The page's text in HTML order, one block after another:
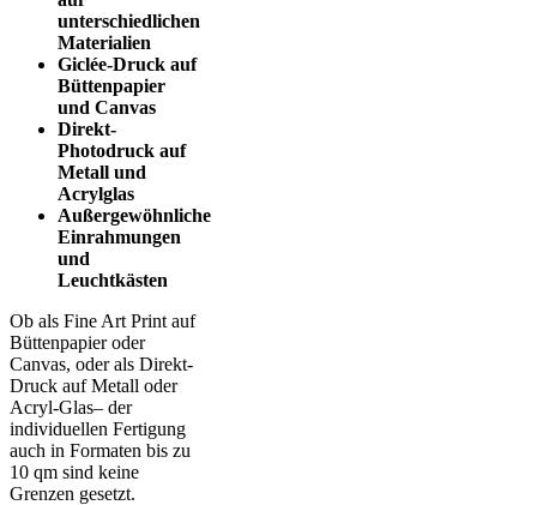
unterschiedlichen
Materialien
Giclée-Druck auf
Büttenpapier
und Canvas
Direkt-
Photodruck auf
Metall und
Acrylglas
Außergewöhnliche
Einrahmungen
und
Leuchtkästen
Ob als Fine Art Print auf
Büttenpapier oder
Canvas, oder als Direkt-
Druck auf Metall oder
Acryl-Glas– der
individuellen Fertigung
auch in Formaten bis zu
10 qm sind keine
Grenzen gesetzt.